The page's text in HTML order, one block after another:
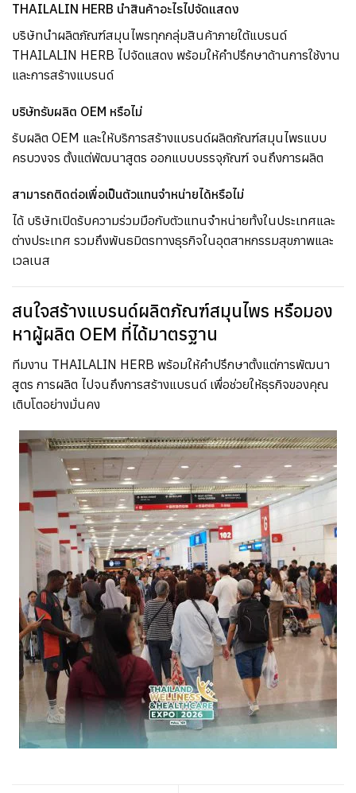
THAILALIN HERB นำสินค้าอะไรไปจัดแสดง
บริษัทนำผลิตภัณฑ์สมุนไพรทุกกลุ่มสินค้าภายใต้แบรนด์
THAILALIN HERB ไปจัดแสดง พร้อมให้คำปรึกษาด้านการใช้งาน
และการสร้างแบรนด์
บริษัทรับผลิต OEM หรือไม่
รับผลิต OEM และให้บริการสร้างแบรนด์ผลิตภัณฑ์สมุนไพรแบบ
ครบวงจร ตั้งแต่พัฒนาสูตร ออกแบบบรรจุภัณฑ์ จนถึงการผลิต
สามารถติดต่อเพื่อเป็นตัวแทนจำหน่ายได้หรือไม่
ได้ บริษัทเปิดรับความร่วมมือกับตัวแทนจำหน่ายทั้งในประเทศและ
ต่างประเทศ รวมถึงพันธมิตรทางธุรกิจในอุตสาหกรรมสุขภาพและ
เวลเนส
สนใจสร้างแบรนด์ผลิตภัณฑ์สมุนไพร หรือมอง
หาผู้ผลิต OEM ที่ได้มาตรฐาน
ทีมงาน THAILALIN HERB พร้อมให้คำปรึกษาตั้งแต่การพัฒนา
สูตร การผลิต ไปจนถึงการสร้างแบรนด์ เพื่อช่วยให้ธุรกิจของคุณ
เติบโตอย่างมั่นคง